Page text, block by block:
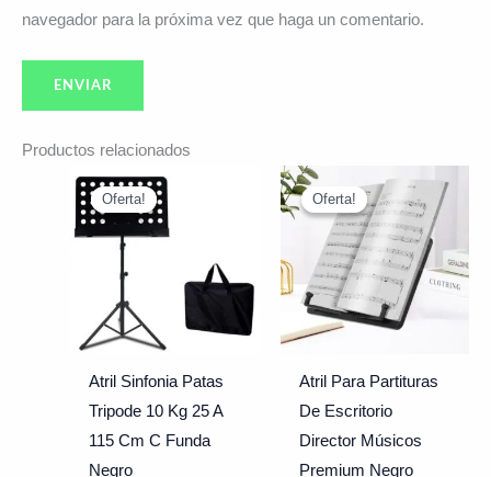
navegador para la próxima vez que haga un comentario.
Productos relacionados
Oferta!
Oferta!
Atril Sinfonia Patas
Tripode 10 Kg 25 A
115 Cm C Funda
Negro
El
precio
original
era:
Oferta!
Oferta!
Atril Para Partituras
De Escritorio
Director Músicos
Premium Negro
precio
original
era:
$14.241.
precio
actual
es:
$13.290.